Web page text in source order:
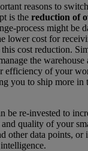
reasons to
is the reduction of
process might be
lower cost for
cost reduction.
the warehouse
efficiency of your
you to ship more in
be re-invested to
and quality of your
other data points,